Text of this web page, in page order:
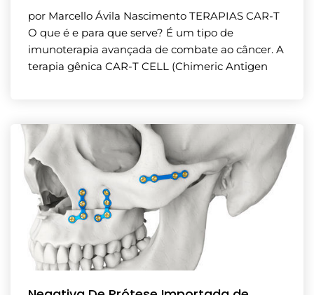
por Marcello Ávila Nascimento TERAPIAS CAR-T
O que é e para que serve? É um tipo de
imunoterapia avançada de combate ao câncer. A
terapia gênica CAR-T CELL (Chimeric Antigen